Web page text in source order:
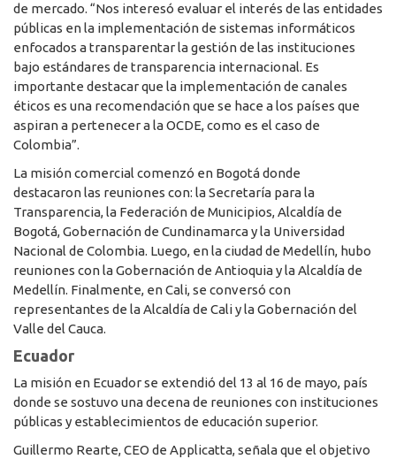
de mercado. “Nos interesó evaluar el interés de las entidades
públicas en la implementación de sistemas informáticos
enfocados a transparentar la gestión de las instituciones
bajo estándares de transparencia internacional. Es
importante destacar que la implementación de canales
éticos es una recomendación que se hace a los países que
aspiran a pertenecer a la OCDE, como es el caso de
Colombia”.
La misión comercial comenzó en Bogotá donde
destacaron las reuniones con: la Secretaría para la
Transparencia, la Federación de Municipios, Alcaldía de
Bogotá, Gobernación de Cundinamarca y la Universidad
Nacional de Colombia. Luego, en la ciudad de Medellín, hubo
reuniones con la Gobernación de Antioquia y la Alcaldía de
Medellín. Finalmente, en Cali, se conversó con
representantes de la Alcaldía de Cali y la Gobernación del
Valle del Cauca.
Ecuador
La misión en Ecuador se extendió del 13 al 16 de mayo, país
donde se sostuvo una decena de reuniones con instituciones
públicas y establecimientos de educación superior.
Guillermo Rearte, CEO de Applicatta, señala que el objetivo